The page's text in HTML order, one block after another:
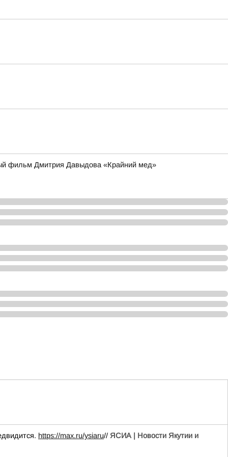
фильм Дмитрия Давыдова «Крайний мед»
https://max.ru/ysiaru// ЯСИА | Новости Якутии и